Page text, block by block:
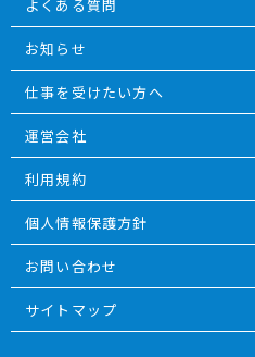
よくある質問
お知らせ
仕事を受けたい方へ
運営会社
利用規約
個人情報保護方針
お問い合わせ
サイトマップ